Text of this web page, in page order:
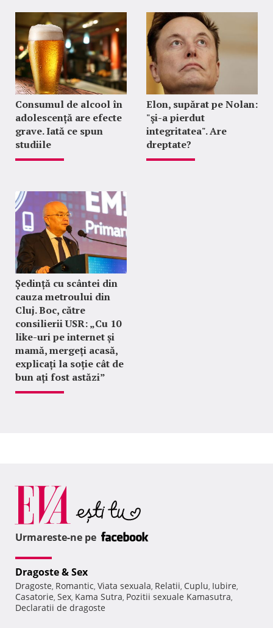
Consumul de alcool în
adolescență are efecte
grave. Iată ce spun
studiile
Elon, supărat pe Nolan:
"şi-a pierdut
integritatea". Are
dreptate?
Ședință cu scântei din
cauza metroului din
Cluj. Boc, către
consilierii USR: „Cu 10
like-uri pe internet și
mamă, mergeți acasă,
explicați la soție cât de
bun ați fost astăzi”
Urmareste-ne pe
Dragoste & Sex
Dragoste, Romantic, Viata sexuala, Relatii, Cuplu, Iubire,
Casatorie, Sex, Kama Sutra, Pozitii sexuale Kamasutra,
Declaratii de dragoste